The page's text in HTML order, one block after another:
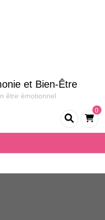
et Bien-Être
être émotionnel
0